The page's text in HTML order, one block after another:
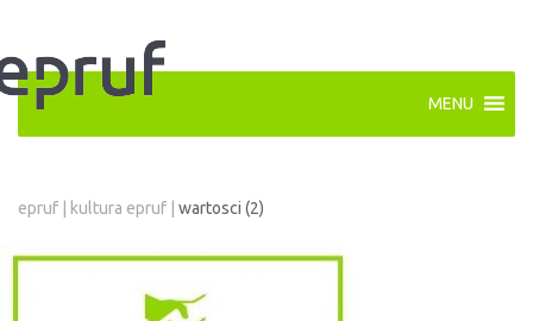
MENU
epruf kultura epruf wartosci (2)